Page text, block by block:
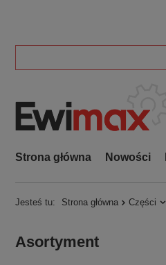
Strona główna Nowości
Jesteś tu: Strona główna Części
Asortyment